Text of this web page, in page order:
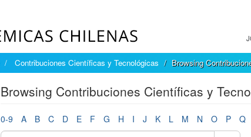
Contribuciones Científicas y Tecnológicas Browsing
Browsing Contribuciones Científicas y
0-9 A B C D E F G H I J K L M N O P Q